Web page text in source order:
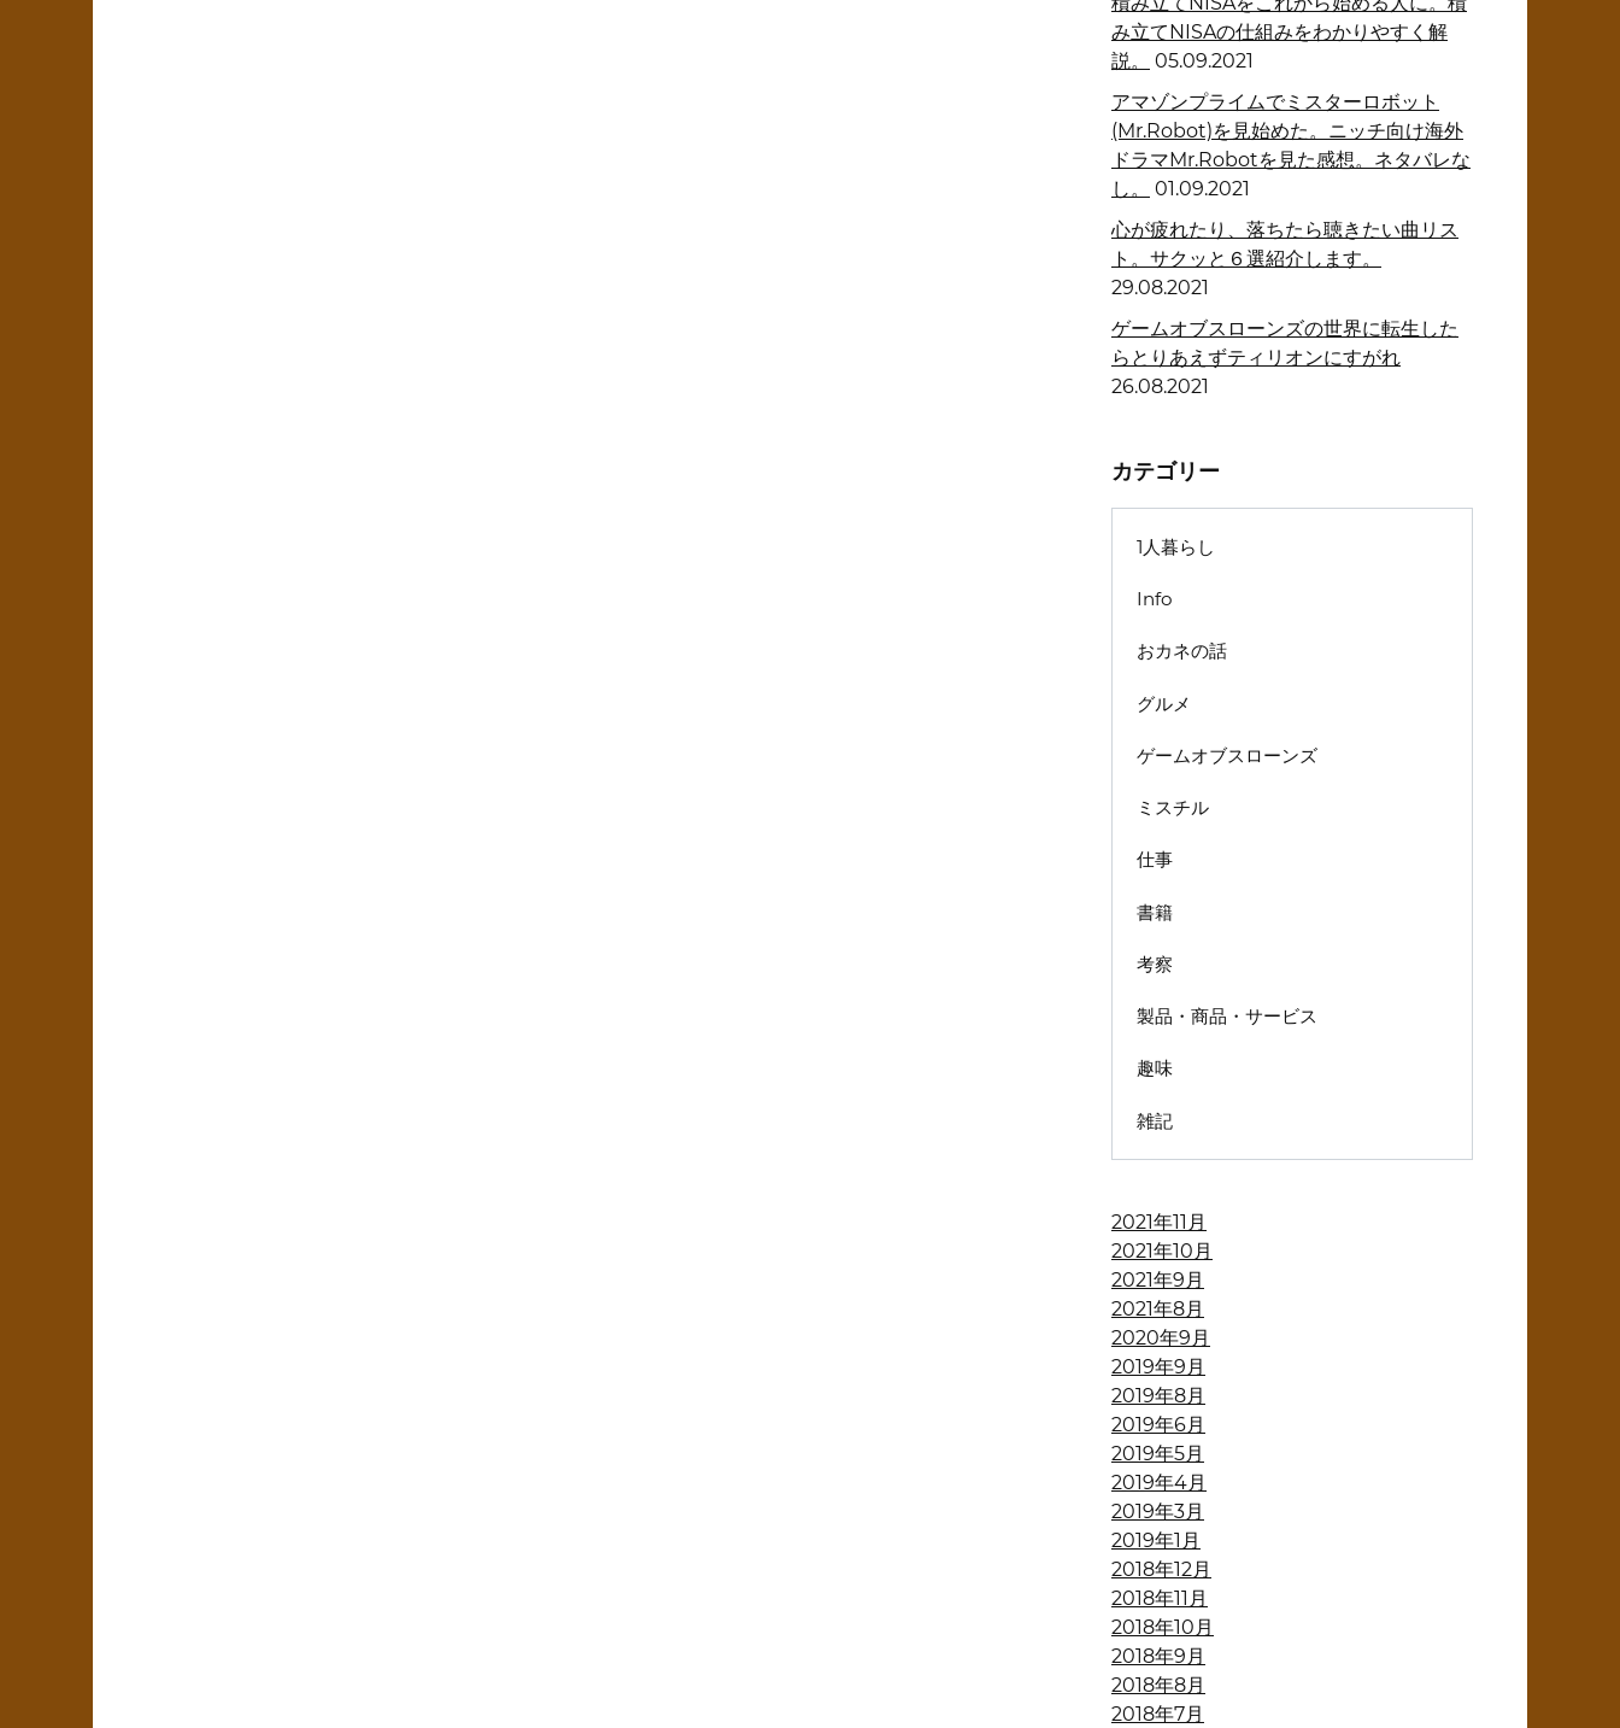
み立てNISAの仕組みをわかりやすく解
説。
05.09.2021
アマゾンプライムでミスターロボット
(Mr.Robot)を見始めた。ニッチ向け海外
ドラマMr.Robotを見た感想。ネタバレな
し。
01.09.2021
心が疲れたり、落ちたら聴きたい曲リス
ト。サクッと６選紹介します。
29.08.2021
ゲームオブスローンズの世界に転生した
らとりあえずティリオンにすがれ
26.08.2021
カテゴリー
1人暮らし
Info
おカネの話
グルメ
ゲームオブスローンズ
ミスチル
仕事
書籍
考察
製品・商品・サービス
趣味
雑記
2021年11月
2021年10月
2021年9月
2021年8月
2020年9月
2019年9月
2019年8月
2019年6月
2019年5月
2019年4月
2019年3月
2019年1月
2018年12月
2018年11月
2018年10月
2018年9月
2018年8月
2018年7月